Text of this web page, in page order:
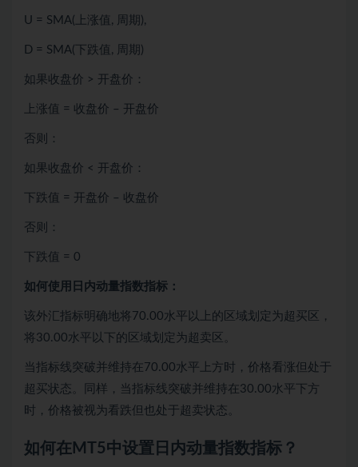
U = SMA(上涨值, 周期),
D = SMA(下跌值, 周期)
如果收盘价 > 开盘价：
上涨值 = 收盘价 – 开盘价
否则：
如果收盘价 < 开盘价：
下跌值 = 开盘价 – 收盘价
否则：
下跌值 = 0
如何使用日内动量指数指标：
该外汇指标明确地将70.00水平以上的区域划定为超买区，
将30.00水平以下的区域划定为超卖区。
当指标线突破并维持在70.00水平上方时，价格看涨但处于
超买状态。同样，当指标线突破并维持在30.00水平下方
时，价格被视为看跌但也处于超卖状态。
如何在MT5中设置日内动量指数指标？